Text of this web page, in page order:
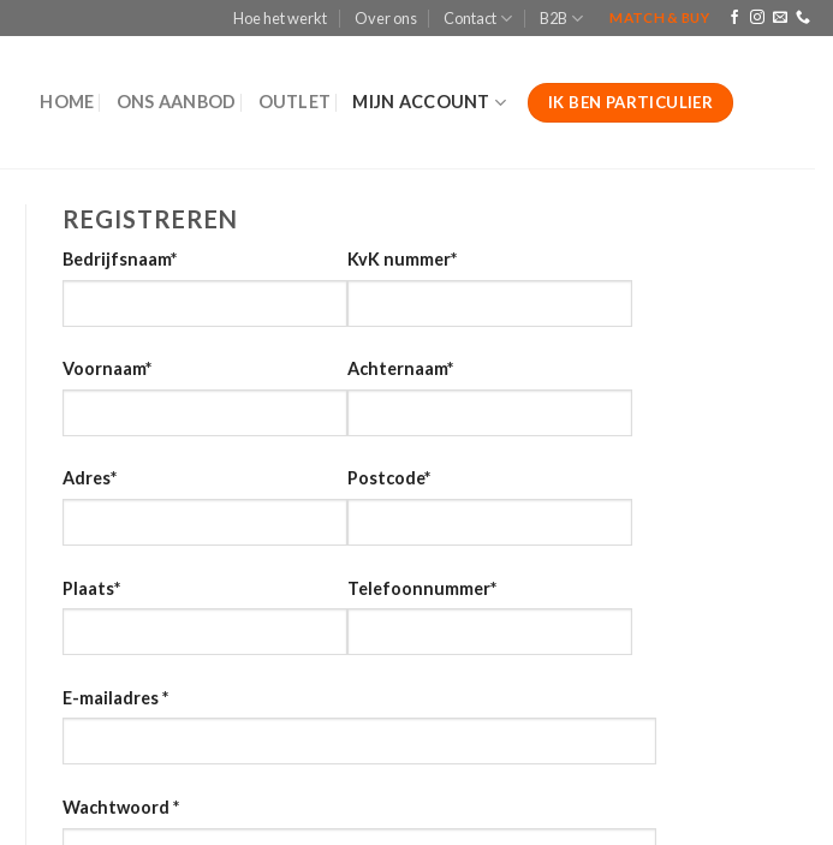
Hoe het werkt Over ons Contact B2B MATCH & BUY
HOME ONS AANBOD OUTLET MIJN ACCOUNT IK BEN PARTICULIER
REGISTREREN
Bedrijfsnaam* KvK nummer*
Voornaam* Achternaam*
Adres* Postcode*
Plaats* Telefoonnummer*
E-mailadres*
Wachtwoord *